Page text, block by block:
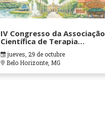
IV Congresso da Associação
Científica de Terapia
Ocupacional em Contextos
Hospitalares e Cuidados
Paliativos - ATOHOSP
jueves, 29 de octubre
Belo Horizonte, MG